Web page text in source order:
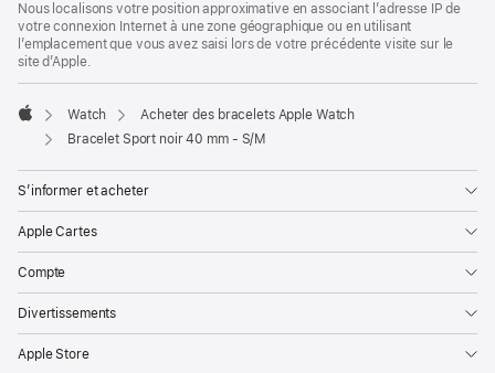
Nous localisons votre position approximative en associant l’adresse IP de
votre connexion Internet à une zone géographique ou en utilisant
l’emplacement que vous avez saisi lors de votre précédente visite sur le
site d’Apple.
Apple
Watch
Acheter des bracelets Apple Watch
Bracelet Sport noir 40 mm - S/M
S’informer et acheter
Apple Cartes
Compte
Divertissements
Apple Store